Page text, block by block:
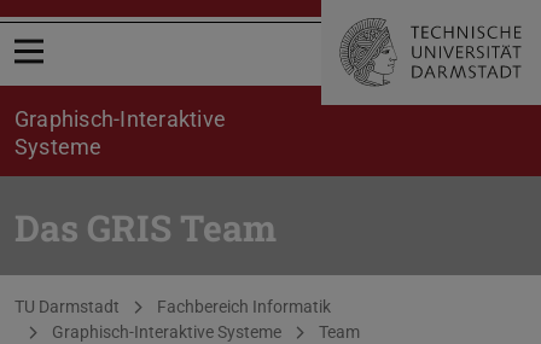
Menü öffnen
Graphisch-Interaktive
Systeme
Das GRIS Team
Sie befinden sich hier:
TU Darmstadt
Fachbereich Informatik
Graphisch-Interaktive Systeme
Team